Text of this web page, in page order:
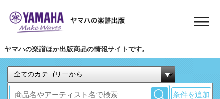
ヤマハの楽譜ほか出版商品の情報サイトです。
条件を追加